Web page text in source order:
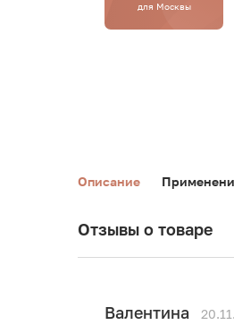
для Москвы
Описание
Отзывы о товаре
Валентина